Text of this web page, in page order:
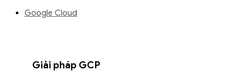
Google Cloud
Giải pháp GCP